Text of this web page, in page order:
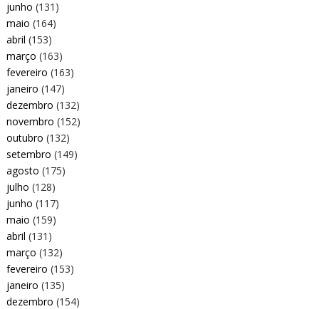
junho (131)
maio (164)
abril (153)
março (163)
fevereiro (163)
janeiro (147)
dezembro (132)
novembro (152)
outubro (132)
setembro (149)
agosto (175)
julho (128)
junho (117)
maio (159)
abril (131)
março (132)
fevereiro (153)
janeiro (135)
dezembro (154)